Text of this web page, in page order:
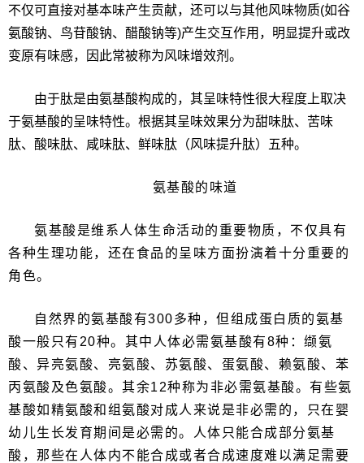
不仅可直接对基本味产生贡献，还可以与其他风味物质(如谷
氨酸钠、鸟苷酸钠、醋酸钠等)产生交互作用，明显提升或改
变原有味感，因此常被称为风味增效剂。
由于肽是由氨基酸构成的，其呈味特性很大程度上取决
于氨基酸的呈味特性。根据其呈味效果分为甜味肽、苦味
肽、酸味肽、咸味肽、鲜味肽（风味提升肽）五种。
氨基酸的味道
氨基酸是维系人体生命活动的重要物质，不仅具有
各种生理功能，还在食品的呈味方面扮演着十分重要的
角色。
自然界的氨基酸有300多种，但组成蛋白质的氨基
酸一般只有20种。其中人体必需氨基酸有8种：缬氨
酸、异亮氨酸、亮氨酸、苏氨酸、蛋氨酸、赖氨酸、苯
丙氨酸及色氨酸。其余12种称为非必需氨基酸。有些氨
基酸如精氨酸和组氨酸对成人来说是非必需的，只在婴
幼儿生长发育期间是必需的。人体只能合成部分氨基
酸，那些在人体内不能合成或者合成速度难以满足需要